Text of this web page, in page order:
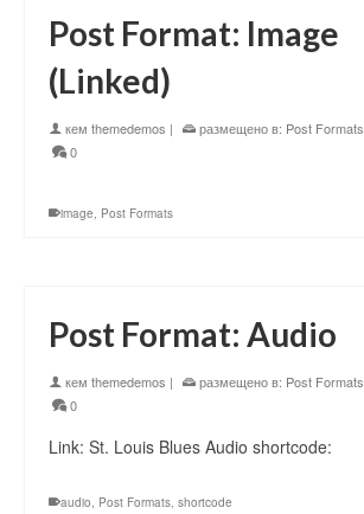
Post Format: Image
(Linked)
кем themedemos | размещено в: Post Formats
0
image, Post Formats
Post Format: Audio
кем themedemos | размещено в: Post Formats
0
Link: St. Louis Blues Audio shortcode:
audio, Post Formats, shortcode